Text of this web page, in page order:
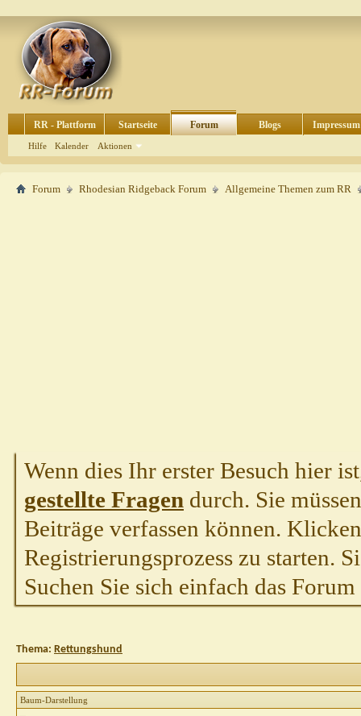
RR - Plattform Startseite Forum
Hilfe Kalender Aktionen
Blogs Impressum
Forum Rhodesian Ridgeback Forum Allgemeine Themen zum RR
Wenn dies Ihr erster Besuch hier
gestellte Fragen durch. Sie
Beiträge verfassen können.
Registrierungsprozess zu starten.
Suchen Sie sich einfach das
Thema: Rettungshund
Baum-Darstellung